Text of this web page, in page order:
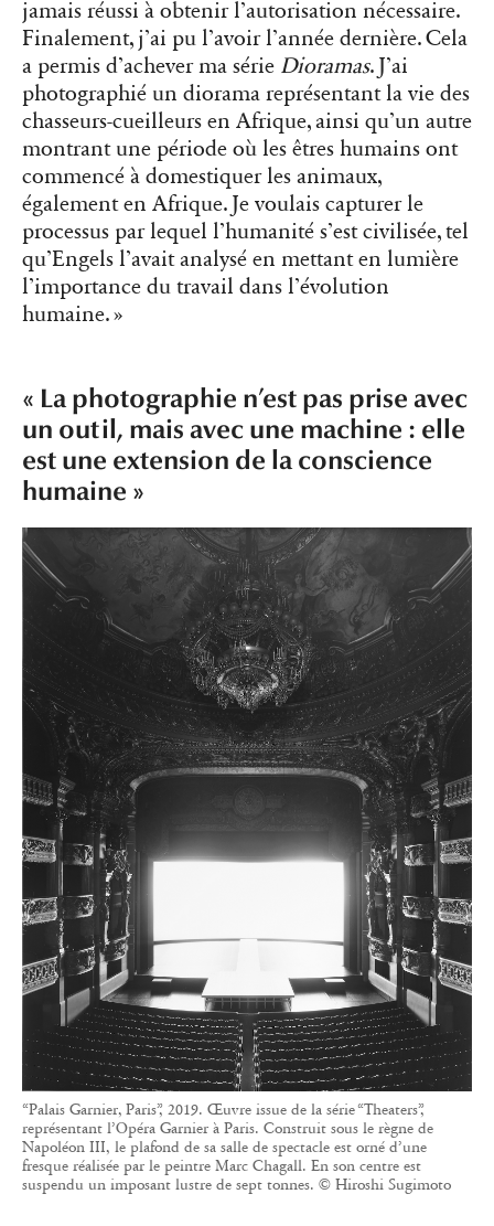
jamais réussi à obtenir l’autorisation nécessaire.
Finalement, j’ai pu l’avoir l’année dernière. Cela
a permis d’achever ma série Dioramas. J’ai
photographié un diorama représentant la vie des
chasseurs-cueilleurs en Afrique, ainsi qu’un autre
montrant une période où les êtres humains ont
commencé à domestiquer les animaux,
également en Afrique. Je voulais capturer le
processus par lequel l’humanité s’est civilisée, tel
qu’Engels l’avait analysé en mettant en lumière
l’importance du travail dans l’évolution
humaine. »
« La photographie n’est pas prise avec
un outil, mais avec une machine : elle
est une extension de la conscience
humaine »
“Palais Garnier, Paris”, 2019. Œuvre issue de la série “Theaters”,
représentant l’Opéra Garnier à Paris. Construit sous le règne de
Napoléon III, le plafond de sa salle de spectacle est orné d’une
fresque réalisée par le peintre Marc Chagall. En son centre est
suspendu un imposant lustre de sept tonnes. © Hiroshi Sugimoto